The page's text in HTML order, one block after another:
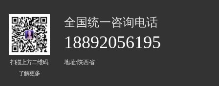
扫描上方二维码
了解更多
全国统一咨询电话
18892056195
地址:陕西省